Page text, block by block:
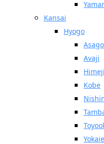
Kansai
Hyogo
Avaji
Kobe